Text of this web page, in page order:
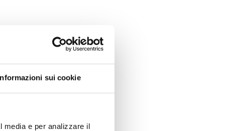
sui cookie
media e per analizzare il